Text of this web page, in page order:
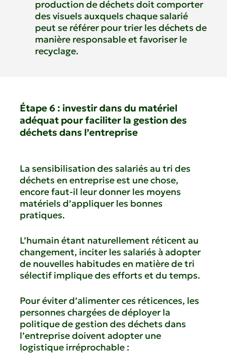
production de déchets doit comporter
des visuels auxquels chaque salarié
peut se référer pour trier les déchets de
manière responsable et favoriser le
recyclage.
Étape 6 : investir dans du matériel
adéquat pour faciliter la gestion des
déchets dans l’entreprise
La sensibilisation des salariés au tri des
déchets en entreprise est une chose,
encore faut-il leur donner les moyens
matériels d’appliquer les bonnes
pratiques.
L’humain étant naturellement réticent au
changement, inciter les salariés à adopter
de nouvelles habitudes en matière de tri
sélectif implique des efforts et du temps.
Pour éviter d’alimenter ces réticences, les
personnes chargées de déployer la
politique de gestion des déchets dans
l’entreprise doivent adopter une
logistique irréprochable :